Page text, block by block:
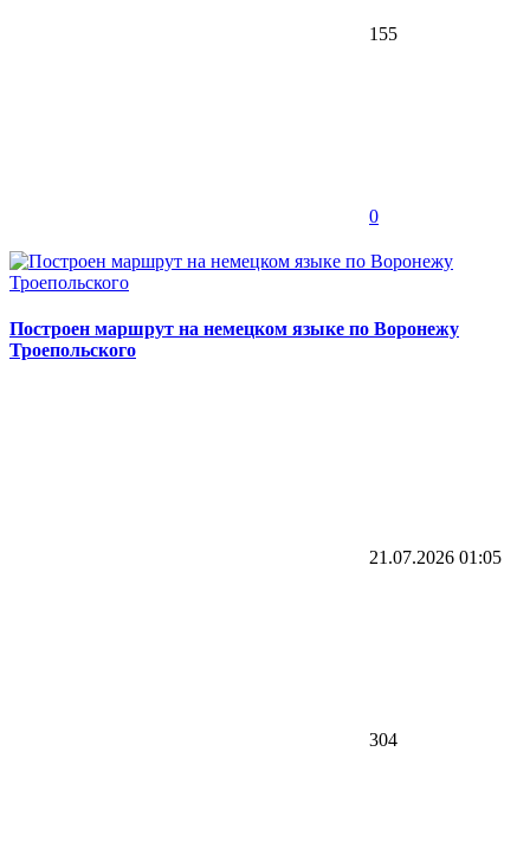
155
0
Построен маршрут на немецком языке по Воронежу
Троепольского
21.07.2026 01:05
304